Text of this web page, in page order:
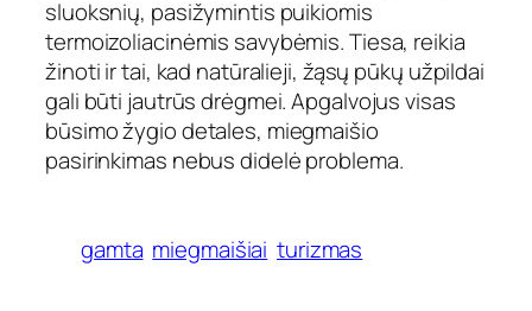
sluoksnių, pasižymintis puikiomis
termoizoliacinėmis savybėmis. Tiesa, reikia
žinoti ir tai, kad natūralieji, žąsų pūkų užpildai
gali būti jautrūs drėgmei. Apgalvojus visas
būsimo žygio detales, miegmaišio
pasirinkimas nebus didelė problema.
gamta miegmaišiai turizmas